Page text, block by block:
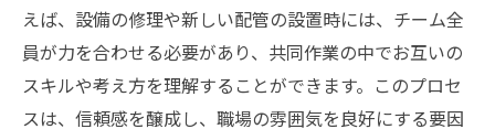
えば、設備の修理や新しい配管の設置時には、チーム全
員が力を合わせる必要があり、共同作業の中でお互いの
スキルや考え方を理解することができます。このプロセ
スは、信頼感を醸成し、職場の雰囲気を良好にする要因